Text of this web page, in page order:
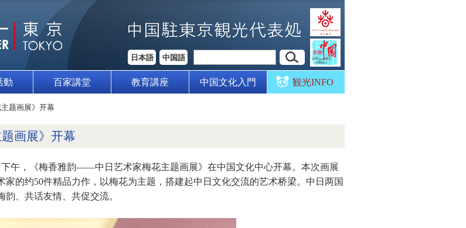
日本語 中国語
動 百家講堂 教育講座 中国文化入門 観光INFO
题画展》开幕
画展》开幕
午，《梅香雅韵——中日艺术家梅花主题画展》在中国文化中心开幕。本次画展
的约50件精品力作，以梅花为主题，搭建起中日文化交流的艺术桥梁。中日两国
、共话友情、共促交流。